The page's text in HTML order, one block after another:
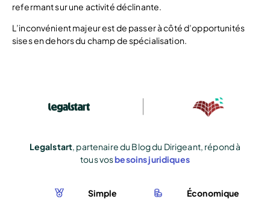
refermant sur une activité déclinante.
L’inconvénient majeur est de passer à côté d’opportunités
sises en dehors du champ de spécialisation.
Legalstart , partenaire du Blog du Dirigeant, répond à
tous vosbesoins juridiques
Simple Économique